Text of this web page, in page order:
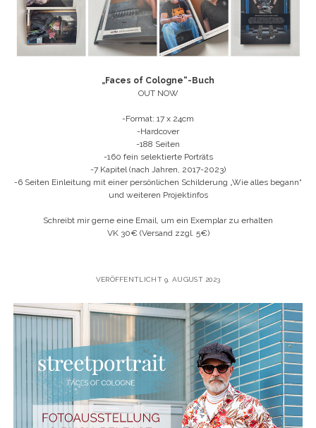
„Faces of Cologne“-Buch
OUT NOW
-Format: 17 x 24cm
-Hardcover
-188 Seiten
-160 fein selektierte Porträts
-7 Kapitel (nach Jahren, 2017-2023)
-6 Seiten Einleitung mit einer persönlichen Schilderung „Wie alles begann“
und weiteren Projektinfos
Schreibt mir gerne eine Email, um ein Exemplar zu erhalten
VK 30€ (Versand zzgl. 5€)
VERÖFFENTLICHT 9. AUGUST 2023